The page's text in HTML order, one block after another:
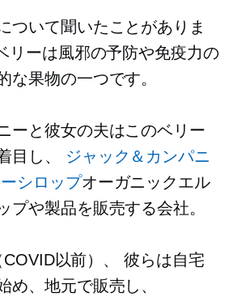
ついて聞いたことがありま
リーは風邪の予防や免疫力の
な果物の一つです。
ーと彼女の夫はこのベリー
目し、 ジャック＆カンパニ
シロップオーガニックエル
プや製品を販売する会社。
COVID以前）、
彼らは自宅
め、地元で販売し、